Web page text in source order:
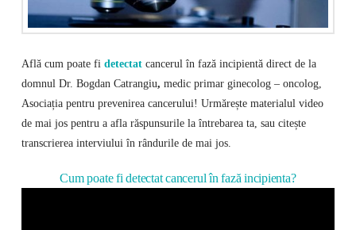
Află cum poate fi detectatcancerul în fază incipientă direct de la
domnul Dr. Bogdan Catrangiu, medic primar ginecolog – oncolog,
Asociația pentru prevenirea cancerului! Urmărește materialul video
de mai jos pentru a afla răspunsurile la întrebarea ta, sau citește
transcrierea interviului în rândurile de mai jos.
Cum poate fi detectat cancerul în fază incipienta?